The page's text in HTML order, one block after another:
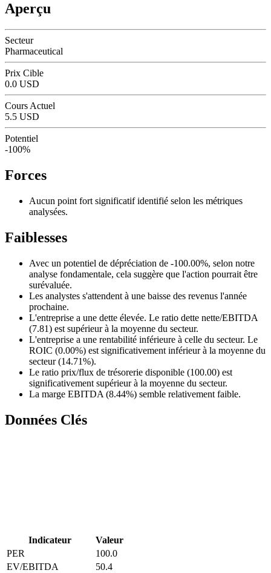
Aperçu
Secteur
Pharmaceutical
Prix Cible
0.0 USD
Cours Actuel
5.5 USD
Potentiel
-100%
Forces
Aucun point fort significatif identifié selon les métriques
analysées.
Faiblesses
Avec un potentiel de dépréciation de -100.00%, selon notre
analyse fondamentale, cela suggère que l'action pourrait être
surévaluée.
Les analystes s'attendent à une baisse des revenus l'année
prochaine.
L'entreprise a une dette élevée. Le ratio dette nette/EBITDA
(7.81) est supérieur à la moyenne du secteur.
L'entreprise a une rentabilité inférieure à celle du secteur. Le
ROIC (0.00%) est significativement inférieur à la moyenne du
secteur (14.71%).
Le ratio prix/flux de trésorerie disponible (100.00) est
significativement supérieur à la moyenne du secteur.
La marge EBITDA (8.44%) semble relativement faible.
Données Clés
Indicateur
Valeur
PER
100.0
EV/EBITDA
50.4